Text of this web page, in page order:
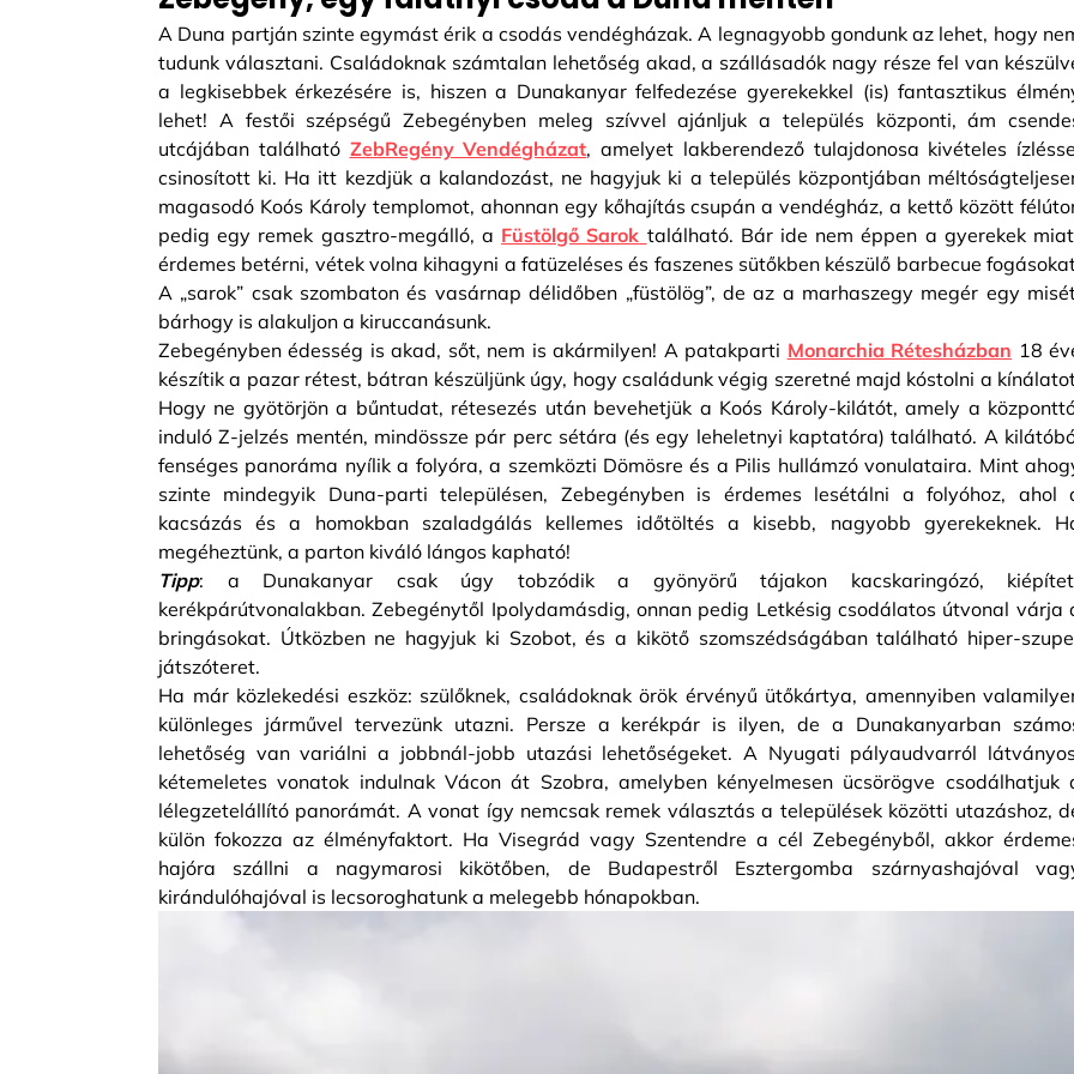
A Duna partján szinte egymást érik a csodás vendégházak. A legnagyobb gondunk az lehet, hogy
tudunk választani. Családoknak számtalan lehetőség akad, a szállásadók nagy része fel van
a legkisebbek érkezésére is, hiszen a Dunakanyar felfedezése gyerekekkel (is) fantasztikus
lehet! A festői szépségű Zebegényben meleg szívvel ajánljuk a település központi, ám
utcájában található ZebRegény Vendégházat, amelyet lakberendező tulajdonosa kivételes
csinosított ki. Ha itt kezdjük a kalandozást, ne hagyjuk ki a település központjában
magasodó Koós Károly templomot, ahonnan egy kőhajítás csupán a vendégház, a kettő között
pedig egy remek gasztro-megálló, a Füstölgő Sarok található. Bár ide nem éppen a gyerekek
érdemes betérni, vétek volna kihagyni a fatüzeléses és faszenes sütőkben készülő barbecue
A „sarok” csak szombaton és vasárnap délidőben „füstölög”, de az a marhaszegy megér egy
bárhogy is alakuljon a kiruccanásunk.
Zebegényben édesség is akad, sőt, nem is akármilyen! A patakparti Monarchia Rétesházban 18
készítik a pazar rétest, bátran készüljünk úgy, hogy családunk végig szeretné majd kóstolni a
Hogy ne gyötörjön a bűntudat, rétesezés után bevehetjük a Koós Károly-kilátót, amely a
induló Z-jelzés mentén, mindössze pár perc sétára (és egy leheletnyi kaptatóra) található. A
fenséges panoráma nyílik a folyóra, a szemközti Dömösre és a Pilis hullámzó vonulataira. Mint
szinte mindegyik Duna-parti településen, Zebegényben is érdemes lesétálni a folyóhoz, ahol
kacsázás és a homokban szaladgálás kellemes időtöltés a kisebb, nagyobb gyerekeknek.
megéheztünk, a parton kiváló lángos kapható!
Tipp: a Dunakanyar csak úgy tobzódik a gyönyörű tájakon kacskaringózó,
kerékpárútvonalakban. Zebegénytől Ipolydamásdig, onnan pedig Letkésig csodálatos útvonal várja
bringásokat. Útközben ne hagyjuk ki Szobot, és a kikötő szomszédságában található hiper-
játszóteret.
Ha már közlekedési eszköz: szülőknek, családoknak örök érvényű ütőkártya, amennyiben
különleges járművel tervezünk utazni. Persze a kerékpár is ilyen, de a Dunakanyarban
lehetőség van variálni a jobbnál-jobb utazási lehetőségeket. A Nyugati pályaudvarról
kétemeletes vonatok indulnak Vácon át Szobra, amelyben kényelmesen ücsörögve csodálhatjuk
lélegzetelállító panorámát. A vonat így nemcsak remek választás a települések közötti utazáshoz,
külön fokozza az élményfaktort. Ha Visegrád vagy Szentendre a cél Zebegényből, akkor
hajóra szállni a nagymarosi kikötőben, de Budapestről Esztergomba szárnyashajóval
kirándulóhajóval is lecsoroghatunk a melegebb hónapokban.